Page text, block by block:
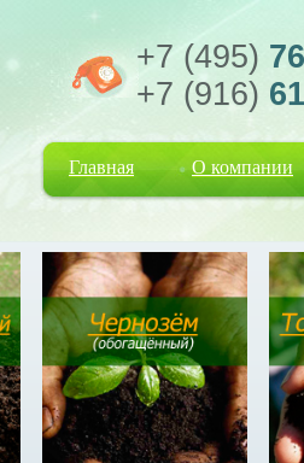
+7 (495)
+7 (916)
Главная О компании